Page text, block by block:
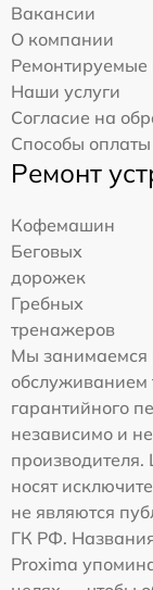
Вакансии
О компании
Ремонтируемые
Наши услуги
Согласие на
Способы оплаты
Ремонт
Кофемашин
Беговых
дорожек
Гребных
тренажеров
Мы занимаемся
обслуживанием
гарантийного
независимо и
носят
не являются
ГК РФ.
Proxima